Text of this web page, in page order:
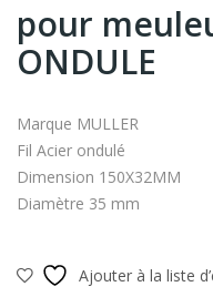
pour
ONDULE
Marque MULLER
Fil Acier ondulé
Dimension 150X32MM
Diamètre 35 mm
Ajouter à la liste